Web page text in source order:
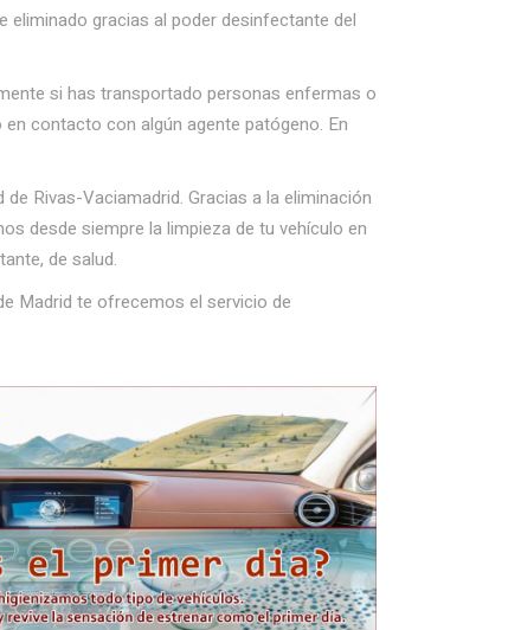
gracias al poder desinfectante del
si has transportado personas enfermas o
contacto con algún agente patógeno. En
Rivas-Vaciamadrid. Gracias a la eliminación
desde siempre la limpieza de tu vehículo en
de salud.
Madrid te ofrecemos el servicio de